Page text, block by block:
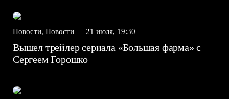
Новости, Новости — 21 июля, 19:30
Вышел трейлер сериала «Большая фарма» с
Сергеем Горошко